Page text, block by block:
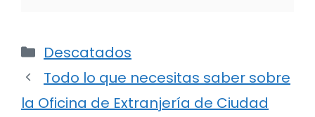
Categorías
Descatados
Todo lo que necesitas saber sobre
la Oficina de Extranjería de Ciudad